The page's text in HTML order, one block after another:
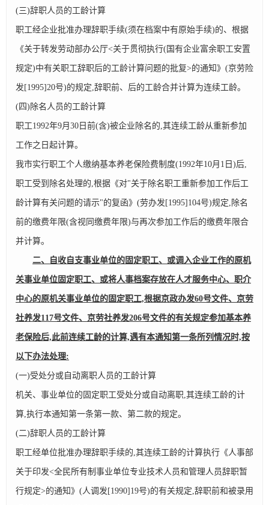
(三)辞职人员的工龄计算
职工经企业批准办理辞职手续(须在档案中有原始手续)的、根据
《关于转发劳动部办公厅<关于贯彻执行(国有企业富余职工安置
规定)中有关职工辞职后的工龄计算问题的批复>的通知》(京劳险
发[1995]20号)的规定,辞职前、后的工龄合并计算为连续工龄。
(四)除名人员的工龄计算
职工1992年9月30日前(含)被企业除名的,其连续工龄从重新参加
工作之日起计算。
我市实行职工个人缴纳基本养老保险费制度(1992年10月1日)后,
职工受到除名处理的,根据《对"关于除名职工重新参加工作后工
龄计算有关问题的请示"的复函》(劳办发[1995]104号)规定,除名
前的缴费年限(含视同缴费年限)与再次参加工作后的缴费年限合
并计算。
二、自收自支事业单位的固定职工、或调入企业工作的原机
关事业单位固定职工、或将人事档案存放在人才服务中心、职介
中心的原机关事业单位的固定职工,根据京政办发60号文件、京劳
社养发117号文件、京劳社养发206号文件的有关规定参加基本养
老保险后,此前连续工龄的计算,遇有本通知第一条所列情况时,按
以下办法处理:
(一)受处分或自动离职人员的工龄计算
机关、事业单位的固定职工受处分或自动离职,其连续工龄的计
算,执行本通知第一条第一款、第二款的规定。
(二)辞职人员的工龄计算
职工经单位批准办理辞职手续的,其连续工龄的计算执行《人事部
关于印发<全民所有制事业单位专业技术人员和管理人员辞职暂
行规定>的通知》(人调发[1990]19号)的有关规定,辞职前和被录用